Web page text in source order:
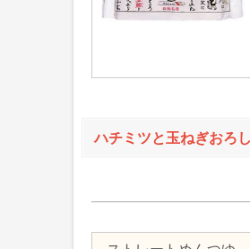
ハチミツと玉ねぎおろ